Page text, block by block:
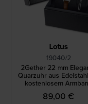
Lotus
19040/2
2Gether 22 mm
Quarzuhr aus
kostenlosem
89,00 €